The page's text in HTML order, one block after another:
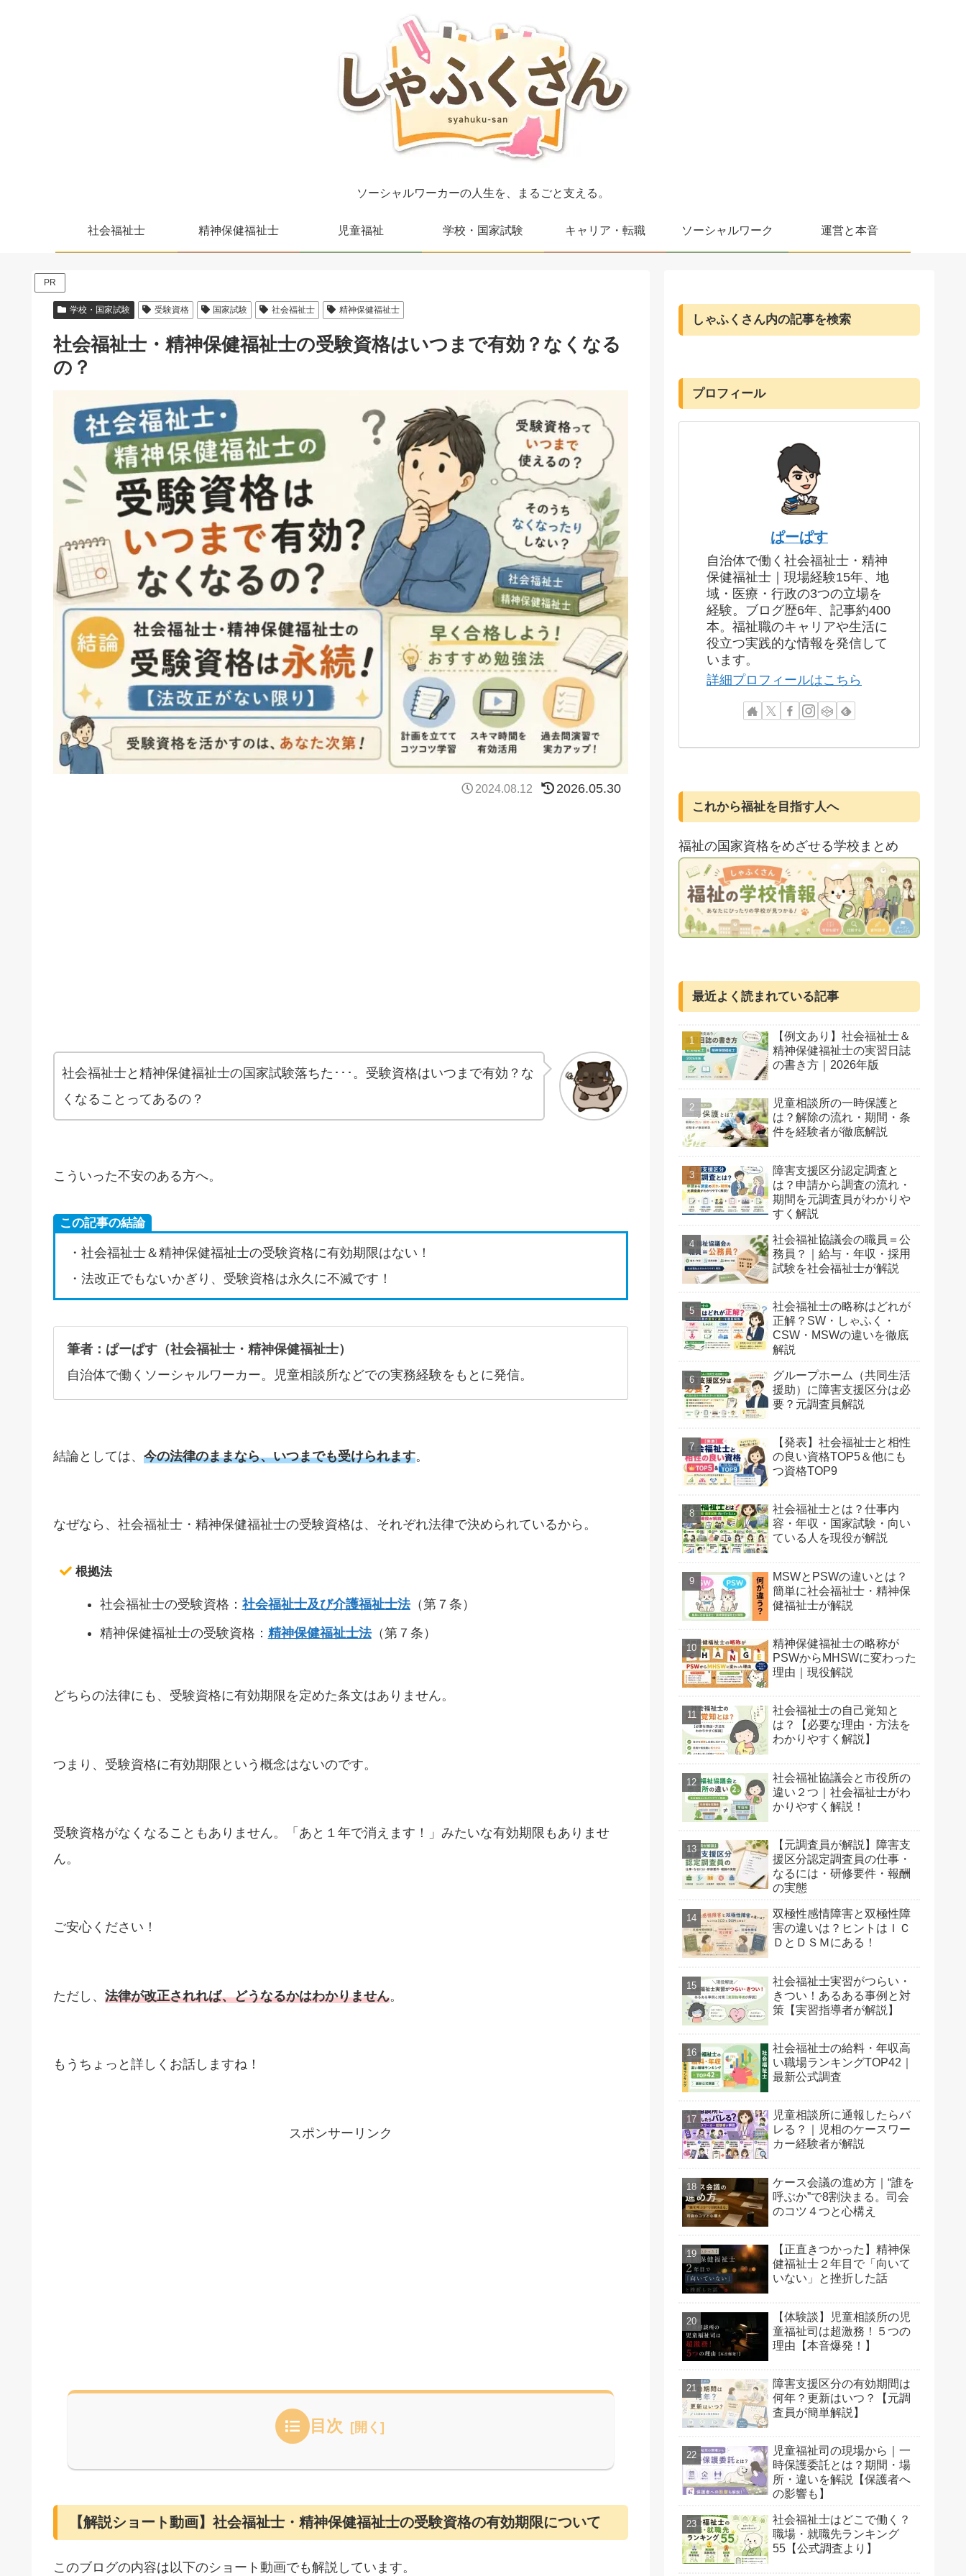
ソーシャルワーカーの人生を、まるごと支える。
社会福祉士 精神保健福祉士 児童福祉 学校・国家試験 キャリア・転職 ソーシャルワーク 運営と本音
PR
学校・国家試験 受験資格 国家試験 社会福祉士 精神保健福祉士
社会福祉士・精神保健福祉士の受験資格はいつまで有効？なくなる
の？
2024.08.12 2026.05.30
社会福祉士と精神保健福祉士の国家試験落ちた･･･。受験資格はいつまで有効？な
くなることってあるの？
こういった不安のある方へ。
この記事の結論
・社会福祉士＆精神保健福祉士の受験資格に有効期限はない！
・法改正でもないかぎり、受験資格は永久に不滅です！
筆者：ぱーぱす（社会福祉士・精神保健福祉士）
自治体で働くソーシャルワーカー。児童相談所などでの実務経験をもとに発信。
結論としては、 今の法律のままなら、いつまでも受けられます。
なぜなら、 社会福祉士・精神保健福祉士の受験資格は、それぞれ法律で決められているから。
根拠法
社会福祉士の受験資格： 社会福祉士及び介護福祉士法（第７条）
精神保健福祉士の受験資格： 精神保健福祉士法（第７条）
どちらの法律にも、受験資格に有効期限を定めた条文はありません。
つまり、受験資格に有効期限という概念はないのです。
受験資格がなくなることもありません。
「あと１年で消えます！」みたいな有効期限もありませ
ん。
ご安心ください！
ただし、 法律が改正されれば、どうなるかはわかりません。
もうちょっと詳しくお話しますね！
スポンサーリンク
目次
【解説ショート動画】社会福祉士・精神保健福祉士の受験資格の有効期限について
このブログの内容は以下のショート動画でも解説しています。
しゃふくさん内の記事を検索
プロフィール
ぱーぱす
自治体で働く社会福祉士・精神
保健福祉士｜現場経験15年、地
域・医療・行政の3つの立場を
経験。ブログ歴6年、記事約400
本。福祉職のキャリアや生活に
役立つ実践的な情報を発信して
います。
詳細プロフィールはこちら
これから福祉を目指す人へ
福祉の国家資格をめざせる学校まとめ
最近よく読まれている記事
【例文あり】社会福祉士＆
精神保健福祉士の実習日誌
の書き方｜2026年版
児童相談所の一時保護と
は？解除の流れ・期間・条
件を経験者が徹底解説
障害支援区分認定調査と
は？申請から調査の流れ・
期間を元調査員がわかりや
すく解説
社会福祉協議会の職員＝公
務員？｜給与・年収・採用
試験を社会福祉士が解説
社会福祉士の略称はどれが
正解？SW・しゃふく・
CSW・MSWの違いを徹底
解説
グループホーム（共同生活
援助）に障害支援区分は必
要？元調査員解説
【発表】社会福祉士と相性
の良い資格TOP5＆他にも
つ資格TOP9
社会福祉士とは？仕事内
容・年収・国家試験・向い
ている人を現役が解説
MSWとPSWの違いとは？
簡単に社会福祉士・精神保
健福祉士が解説
精神保健福祉士の略称が
PSWからMHSWに変わった
理由｜現役解説
社会福祉士の自己覚知と
は？【必要な理由・方法を
わかりやすく解説】
社会福祉協議会と市役所の
違い２つ｜社会福祉士がわ
かりやすく解説！
【元調査員が解説】障害支
援区分認定調査員の仕事・
なるには・研修要件・報酬
の実態
双極性感情障害と双極性障
害の違いは？ヒントはＩＣ
ＤとＤＳＭにある！
社会福祉士実習がつらい・
きつい！あるある事例と対
策【実習指導者が解説】
社会福祉士の給料・年収高
い職場ランキングTOP42｜
最新公式調査
児童相談所に通報したらバ
レる？｜児相のケースワー
カー経験者が解説
ケース会議の進め方｜“誰を
呼ぶか”で8割決まる。司会
のコツ４つと心構え
【正直きつかった】精神保
健福祉士２年目で「向いて
いない」と挫折した話
【体験談】児童相談所の児
童福祉司は超激務！５つの
理由【本音爆発！】
障害支援区分の有効期間は
何年？更新はいつ？【元調
査員が簡単解説】
児童福祉司の現場から｜一
時保護委託とは？期間・場
所・違いを解説【保護者へ
の影響も】
社会福祉士はどこで働く？
職場・就職先ランキング
55【公式調査より】